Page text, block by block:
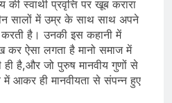
स्वार्थी प्रवृत्ति पर खूब करारा
सालों में उम्र के साथ साथ अपने
करती है। उनकी इस कहानी में
कर ऐसा लगता है मानो समाज में
ही है,और जो पुरुष मानवीय गुणों से
में आकर ही मानवीयता से संपन्न हुए